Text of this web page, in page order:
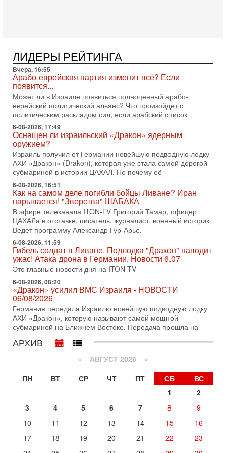
«Русский голос» Израиля: кто заберет его на этот
раз?
Голоса русскоязычных репатриантов не раз кардинально
меняли политический ландшафт Израиля. Достаточно
вспомнить взлет партии «Исраэль ба-алия», когда
31-07-2026, 17:00
Тайны закрытых дверей: о чём на самом деле
молчат Трамп и Нетаньяху?
Недавний визит премьер-министра Израиля Биньямина
Нетаньяху в США и его встреча с Дональдом Трампом
оставили больше вопросов, чем ответов. Полная
31-07-2026, 15:18
Иран готовит покушение на Нетаниягу! Трамп не
хочет эскалации, но КСИР готовит взрыв!
В эфире телеканала ITON-TV СЕРГЕЙ МИГДАЛЬ, эксперт
по вопросам безопасности, офицер запаса
Международного управления полиции Израиля, автор
31-07-2026, 09:02
Битва за разоружение ХАМАСа - НОВОСТИ
31/07/2026
Сегодня президент США Дональд Трамп заявил о
достижении исторического соглашения о полном
разоружении ХАМАСа и других вооруженных группировок в
30-07-2026, 17:59
Иран доведет Трампа до крайних мер? Разбор и
оценка от военного обозревателя Давида Шарпа
Ситуация вокруг противостояния Ирана и США накаляется
с каждым днем. Почему Трамп в самый последний момент
отменил решение о нанесении тяжелых ударов
30-07-2026, 16:54
Покупатель авиакомпании «Аркия» намерен
запретить полеты по субботам!
Вокруг возможной продажи авиакомпании «Аркия»
разгорается громкий конфликт.
Президент США Дональд Трамп сегодня рассматривает
возможность масштабной военной операции против Ирана
Вчера, 16:55
ЛИДЕРЫ РЕЙТИНГА
Вчера, 16:55
Арабо-еврейская партия изменит всё? Если
появится...
Может ли в Израиле появиться полноценный арабо-
еврейский политический альянс? Что произойдет с
политическим раскладом сил, если арабский список
6-08-2026, 17:49
Оснащен ли израильский «Дракон» ядерным
оружием?
Израиль получил от Германии новейшую подводную лодку
АХИ «Дракон» (Drakon), которая уже стала самой дорогой
субмариной в истории ЦАХАЛ. Но почему её
6-08-2026, 16:51
Как на самом деле погибли бойцы Ливане? Иран
нарывается! "Зверства" ШАБАКА
В эфире телеканала ITON-TV Григорий Тамар, офицер
ЦАХАЛа в отставке, писатель, журналист, военный историк.
Ведет программу Александр Гур-Арье.
6-08-2026, 11:59
Гибель солдат в Ливане. Подлодка "Дракон" наводит
ужас! Атака дрона в Германии. Новости 6.07
Это главные новости дня на ITON-TV
6-08-2026, 08:20
«Дракон» усилил ВМС Израиля - НОВОСТИ
06/08/2026
Германия передала Израилю новейшую подводную лодку
АХИ «Дракон», которую называют самой мощной
субмариной на Ближнем Востоке. Передача прошла на
АРХИВ
« АВГУСТ 2026 »
ПН
ВТ СР ЧТ ПТ СБ
ВС
1
2
3
4 5 6 7 8
9
10
11 12 13 14 15
16
17
18 19 20 21 22
23